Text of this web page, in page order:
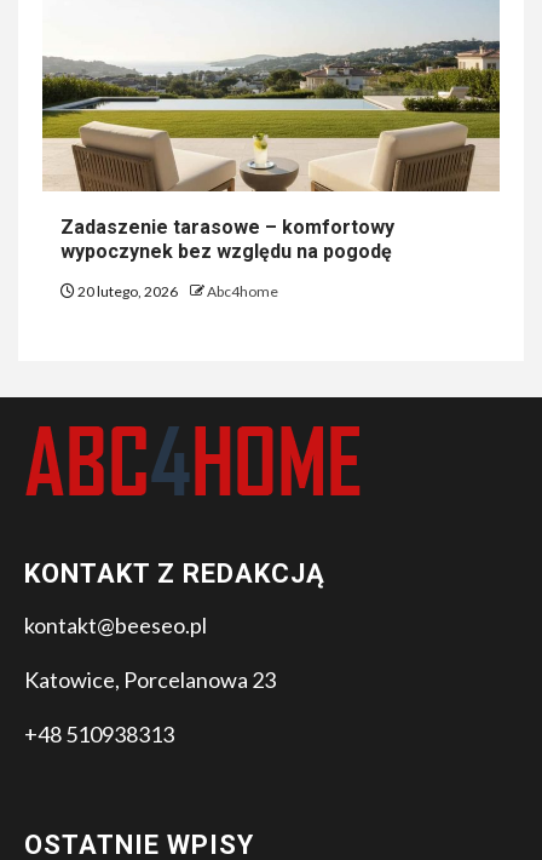
Zadaszenie tarasowe – komfortowy
wypoczynek bez względu na pogodę
20 lutego, 2026 Abc4home
KONTAKT Z REDAKCJĄ
kontakt@beeseo.pl
Katowice, Porcelanowa 23
+48 510938313
OSTATNIE WPISY